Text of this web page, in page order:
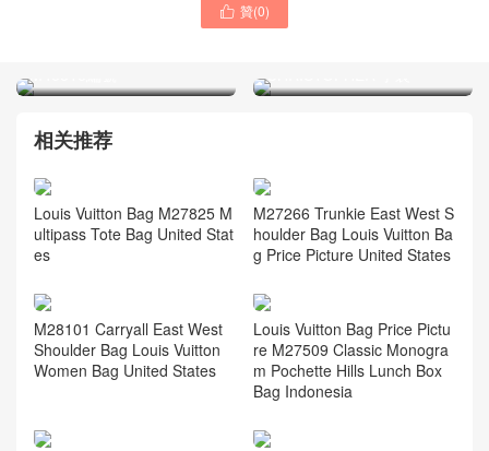
 贊(0)
LV包包中國線上專櫃代購多
M46816編號
LV包包中國官網線上選購售
相关推荐
Louis Vuitton Bag M27825 M
ultipass Tote Bag United Stat
es
M27266 Trunkie East West S
houlder Bag Louis Vuitton Ba
g Price Picture United States
M28101 Carryall East West
Shoulder Bag Louis Vuitton
Women Bag United States
Louis Vuitton Bag Price Pictu
re M27509 Classic Monogra
m Pochette Hills Lunch Box
Bag Indonesia